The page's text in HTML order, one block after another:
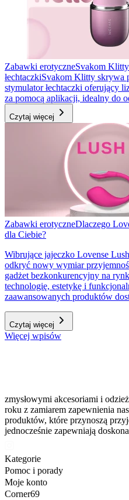
Zabawki erotyczneSvakom
łechtaczkiSvakom Klitty skrywa
stymulator łechtaczki oferujący
za pomocą aplikacji, idealny do
Czytaj więcej
Zabawki erotyczneDlaczego
dla Ciebie?
Wibrujące jajeczko Lovense
odkryć nowy wymiar
gadżet bezkonkurencyjny na
technologię, estetykę i
zaawansowanych produktów
Czytaj więcej
Więcej wpisów
zmysłowymi akcesoriami i
roku z zamiarem zapewnienia
produktów, które przynoszą
jednocześnie zapewniają
Kategorie
Pomoc i porady
Moje konto
Corner69